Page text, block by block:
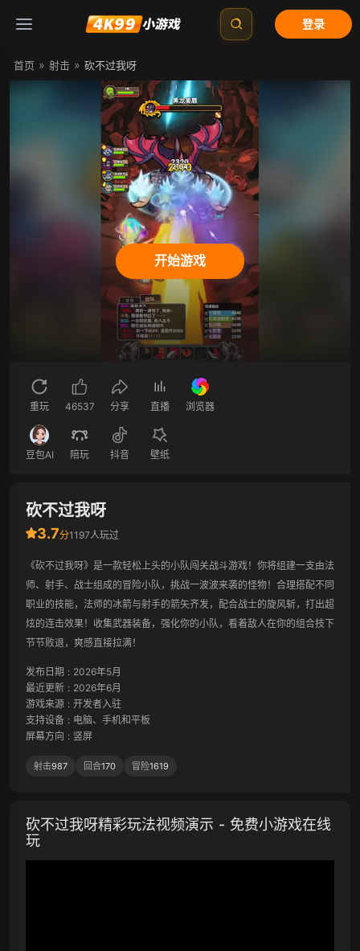
登录
首页 » 射击 » 砍不过我呀
开始游戏
重玩 46537 分享 直播 浏览器
豆包AI 陪玩 抖音 壁纸
砍不过我呀
3.7分1197人玩过
《砍不过我呀》是一款轻松上头的小队闯关战斗游戏！你将组建一支由法
师、射手、战士组成的冒险小队，挑战一波波来袭的怪物！合理搭配不同
职业的技能，法师的冰箭与射手的箭矢齐发，配合战士的旋风斩，打出超
炫的连击效果！收集武器装备，强化你的小队，看着敌人在你的组合技下
节节败退，爽感直接拉满！
发布日期 : 2026年5月
最近更新 : 2026年6月
游戏来源 : 开发者入驻
支持设备 : 电脑、手机和平板
屏幕方向 : 竖屏
射击987 回合170 冒险1619
砍不过我呀精彩玩法视频演示 - 免费小游戏在线
玩